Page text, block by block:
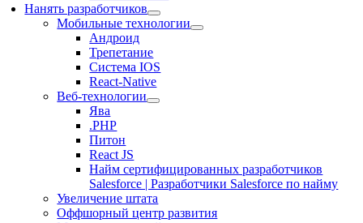
Нанять разработчиков
Мобильные технологии
Андроид
Трепетание
Система IOS
React-Native
Веб-технологии
Ява
.PHP
Питон
React JS
Найм сертифицированных разработчиков
Salesforce | Разработчики Salesforce по найму
Увеличение штата
Оффшорный центр развития